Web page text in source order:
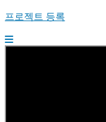
프로젝트 등록